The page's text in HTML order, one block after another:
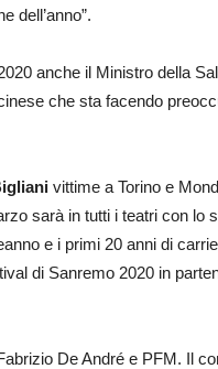
dell’anno”.
anche il Ministro della
che sta facendo
vittime a Torino e
sarà in tutti i teatri con lo
e i primi 20 anni di
di Sanremo 2020 in
De André e PFM. Il